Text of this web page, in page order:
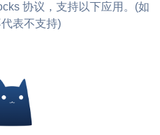
协议，支持以下应用。(如
表不支持)